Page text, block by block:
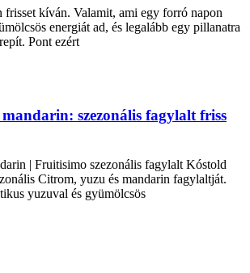
frisset kíván. Valamit, ami egy forró napon
energiát ad, és legalább egy pillanatra
Pont ezért
szezonális fagylalt friss
| Fruitisimo szezonális fagylalt Kóstold
Citrom, yuzu és mandarin fagylaltját.
yuzuval és gyümölcsös